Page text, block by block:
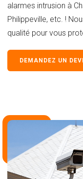
alarmes intrusion à
Philippeville, etc. !
qualité pour vous
DEMANDEZ UN